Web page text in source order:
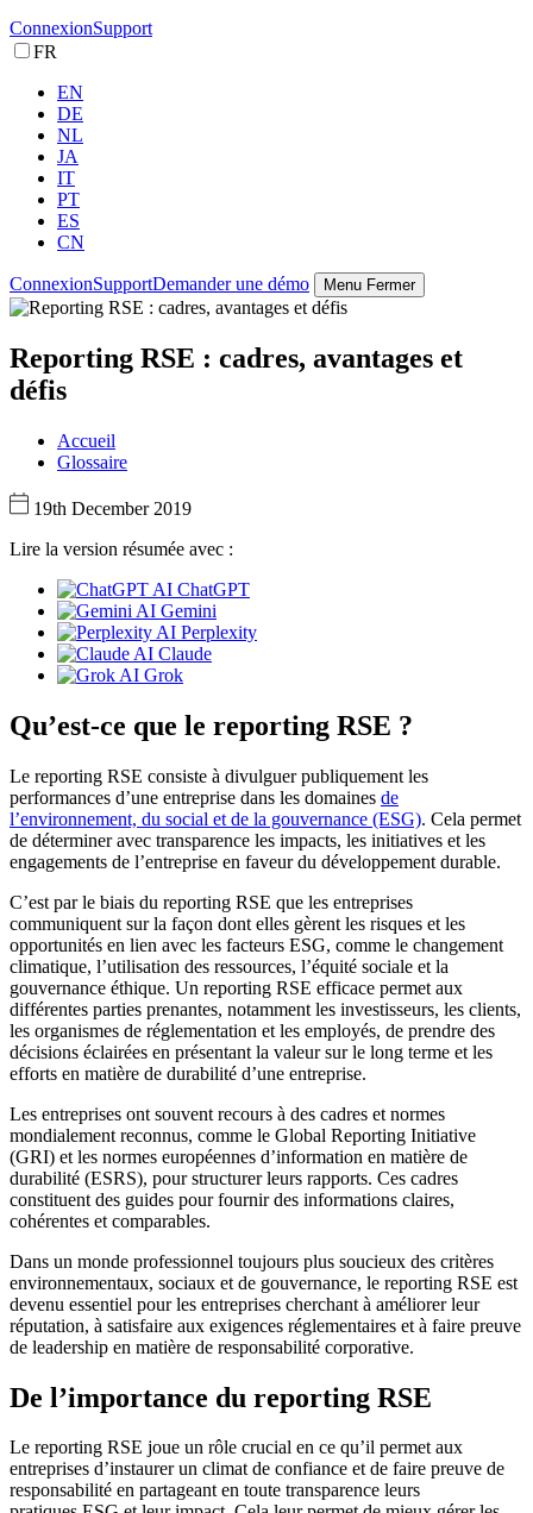
ConnexionSupport
FR
EN
DE
NL
JA
IT
PT
ES
CN
ConnexionSupportDemander une démo Menu Fermer
Reporting RSE : cadres, avantages et
défis
Accueil
Glossaire
19th December 2019
Lire la version résumée avec :
ChatGPT
Gemini
Perplexity
Claude
Grok
Qu’est-ce que le reporting RSE ?
Le reporting RSE consiste à divulguer publiquement les
performances d’une entreprise dans les domaines de
l’environnement, du social et de la gouvernance (ESG). Cela permet
de déterminer avec transparence les impacts, les initiatives et les
engagements de l’entreprise en faveur du développement durable.
C’est par le biais du reporting RSE que les entreprises
communiquent sur la façon dont elles gèrent les risques et les
opportunités en lien avec les facteurs ESG, comme le changement
climatique, l’utilisation des ressources, l’équité sociale et la
gouvernance éthique. Un reporting RSE efficace permet aux
différentes parties prenantes, notamment les investisseurs, les clients,
les organismes de réglementation et les employés, de prendre des
décisions éclairées en présentant la valeur sur le long terme et les
efforts en matière de durabilité d’une entreprise.
Les entreprises ont souvent recours à des cadres et normes
mondialement reconnus, comme le Global Reporting Initiative
(GRI) et les normes européennes d’information en matière de
durabilité (ESRS), pour structurer leurs rapports. Ces cadres
constituent des guides pour fournir des informations claires,
cohérentes et comparables.
Dans un monde professionnel toujours plus soucieux des critères
environnementaux, sociaux et de gouvernance, le reporting RSE est
devenu essentiel pour les entreprises cherchant à améliorer leur
réputation, à satisfaire aux exigences réglementaires et à faire preuve
de leadership en matière de responsabilité corporative.
De l’importance du reporting RSE
Le reporting RSE joue un rôle crucial en ce qu’il permet aux
entreprises d’instaurer un climat de confiance et de faire preuve de
responsabilité en partageant en toute transparence leurs